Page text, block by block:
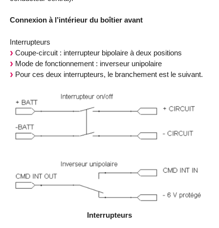
Connexion à l’intérieur du boîtier avant
Interrupteurs
Coupe-circuit : interrupteur bipolaire à deux positions
Mode de fonctionnement : inverseur unipolaire
Pour ces deux interrupteurs, le branchement est le suivant.
Interrupteurs